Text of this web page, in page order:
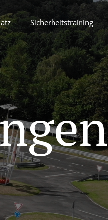
Sicherheitstraining